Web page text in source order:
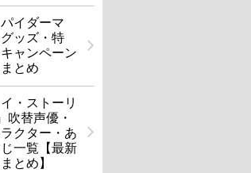
パイダーマ
ッズ・特
ャンペーン
とめ
イ・ストーリ
吹替声優・
クター・あ
一覧【最新
とめ】